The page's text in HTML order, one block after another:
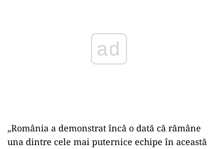
„România a demonstrat încă o dată că rămâne
una dintre cele mai puternice echipe în această